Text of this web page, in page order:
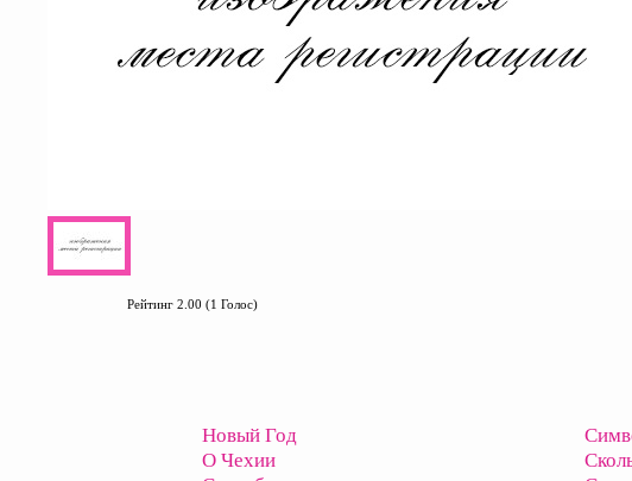
Рейтинг 2.00 (1 Голос)
Новый Год
О Чехии